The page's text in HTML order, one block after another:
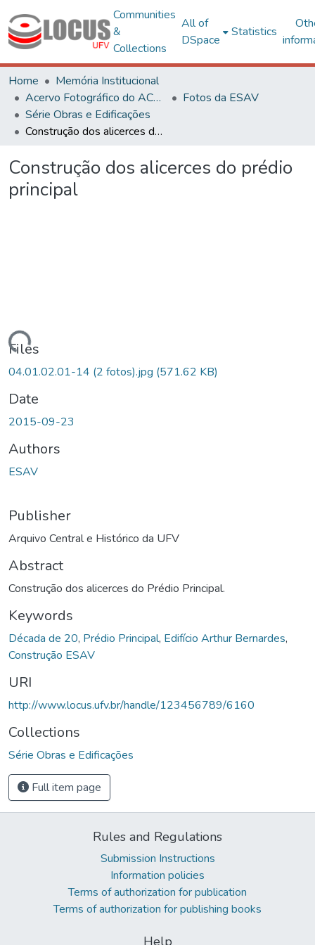
Communities
&
Collections
All of
DSpace
Statistics
Home
Memória Institucional
Acervo Fotográfico do ACH-UFV
Fotos da ESAV
Série Obras e Edificações
Construção dos alicerces do prédio principal
Construção dos alicerces do prédio
principal
Files
04.01.02.01-14 (2 fotos).jpg (571.62 KB)
Date
2015-09-23
Authors
ESAV
Publisher
Arquivo Central e Histórico da UFV
Abstract
Construção dos alicerces do Prédio Principal.
Keywords
Década de 20, Prédio Principal, Edifício Arthur Bernardes,
Construção ESAV
URI
http://www.locus.ufv.br/handle/123456789/6160
Collections
Série Obras e Edificações
Full item page
Rules and Regulations
Submission Instructions
Information policies
Terms of authorization for publication
Terms of authorization for publishing books
Help